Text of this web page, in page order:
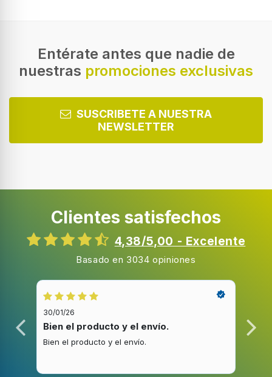
Carga frontal
Color del producto
Tipo de visualizador
Giratorio, Tocar
Bisagra para puerta
Apertura lateral
Color de la puerta
Tipo de puerta
Tambor de olas (Wave Drum)
Entérate antes que nadie de
nuestras promociones exclusivas
SUSCRIBETE A NUESTRA
NEWSLETTER
Clientes satisfechos
4,38/5,00 - Excelente
Basado en 3034 opiniones
30/01/26
Bien el producto y el envío.
Bien el producto y el envío.